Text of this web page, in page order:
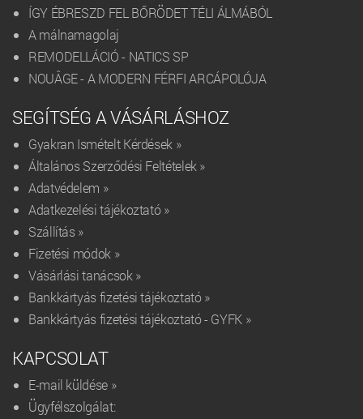
ÍGY ÉBRESZD FEL BŐRÖDET TÉLI ÁLMÁBÓL
A málnamagolaj
REMODELLÁCIÓ - NATICS SP
NOUÂGE - A MODERN FÉRFI ARCÁPOLÓJA
SEGÍTSÉG A VÁSÁRLÁSHOZ
Gyakran Ismételt Kérdések »
Általános Szerződési Feltételek »
Adatvédelem »
Adatkezelési tájékoztató »
Szállítás »
Fizetési módok »
Vásárlási tanácsok »
Bankkártyás fizetési tájékoztató »
Bankkártyás fizetési tájékoztató - GYFK »
KAPCSOLAT
E-mail küldése »
Ügyfélszolgálat: